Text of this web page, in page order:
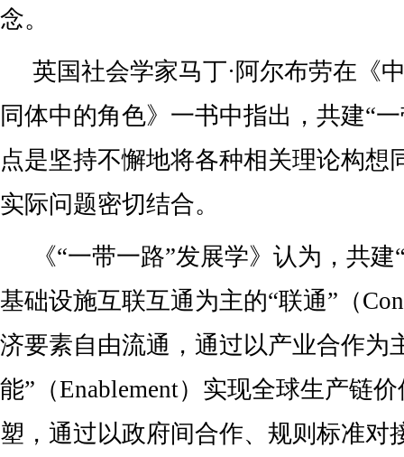
念。
英国社会学家马丁·阿尔布劳在《
同体中的角色》一书中指出，共建“
点是坚持不懈地将各种相关理论构想
实际问题密切结合。
《“一带一路”发展学》认为，共
基础设施互联互通为主的“联通”（
济要素自由流通，通过以产业合作为
能”（Enablement）实现全球生产链
塑，通过以政府间合作、规则标准对